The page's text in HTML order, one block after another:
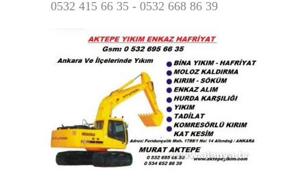
0532 415 66 35 - 0532 668 86 39